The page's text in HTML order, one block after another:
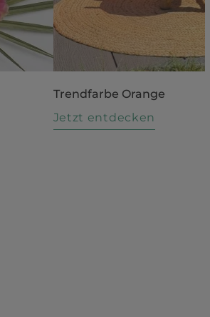
Trendfarbe Orange
Jetzt entdecken